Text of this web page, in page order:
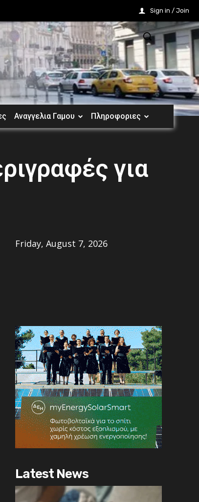
Sign in / Join
Αναγγελια Γαμου Πληροφοριες
για
Friday, August 7, 2026
Latest News